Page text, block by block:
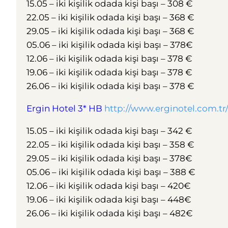
15.05 – iki kişilik odada kişi başı – 308 €
22.05 – iki kişilik odada kişi başı – 368 €
29.05 – iki kişilik odada kişi başı – 368 €
05.06 – iki kişilik odada kişi başı – 378€
12.06 – iki kişilik odada kişi başı – 378 €
19.06 – iki kişilik odada kişi başı – 378 €
26.06 – iki kişilik odada kişi başı – 378 €
Ergin Hotel 3* HB http://www.erginotel.com.tr/
15.05 – iki kişilik odada kişi başı – 342 €
22.05 – iki kişilik odada kişi başı – 358 €
29.05 – iki kişilik odada kişi başı – 378€
05.06 – iki kişilik odada kişi başı – 388 €
12.06 – iki kişilik odada kişi başı – 420€
19.06 – iki kişilik odada kişi başı – 448€
26.06 – iki kişilik odada kişi başı – 482€